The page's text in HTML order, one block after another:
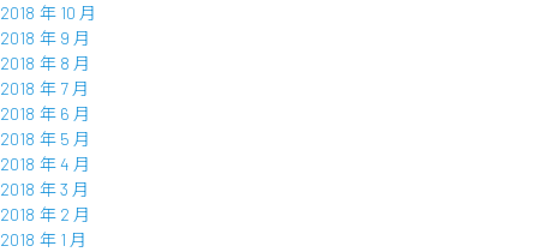
2018 年 10 月
2018 年 9 月
2018 年 8 月
2018 年 7 月
2018 年 6 月
2018 年 5 月
2018 年 4 月
2018 年 3 月
2018 年 2 月
2018 年 1 月